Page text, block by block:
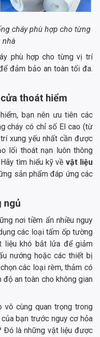
cháy phù hợp cho từng
nhà
phù hợp cho từng vị trí
đảm bảo an toàn tối đa.
thoát hiểm
bạn nên ưu tiên các
cháy có chỉ số EI cao (từ
xung yếu nhất cần được
lối thoát nạn luôn thông
tìm hiểu kỹ vềvật liệu
sản phẩm đáp ứng các
ngủ
nơi tiềm ẩn nhiều nguy
các loại tấm ốp tường
liệu khó bắt lửa để giảm
nướng hoặc các thiết bị
các loại rèm, thảm có
an toàn cho không gian
vô cùng quan trọng trong
bạn trước nguy cơ hỏa
Đó là những vật liệu được